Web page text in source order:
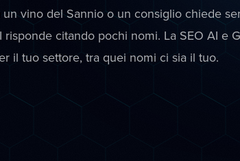
vino del Sannio o un consiglio chiede
risponde citando pochi nomi. La SEO AI e
il tuo settore, tra quei nomi ci sia il tuo.